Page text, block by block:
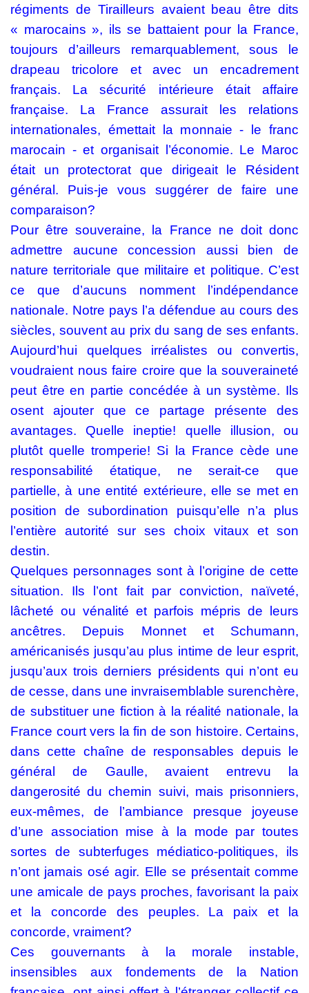
régiments de Tirailleurs avaient beau être dits
« marocains », ils se battaient pour la France,
toujours d’ailleurs remarquablement, sous le
drapeau tricolore et avec un encadrement
français. La sécurité intérieure était affaire
française. La France assurait les relations
internationales, émettait la monnaie - le franc
marocain - et organisait l’économie. Le Maroc
était un protectorat que dirigeait le Résident
général. Puis-je vous suggérer de faire une
comparaison?
Pour être souveraine, la France ne doit donc
admettre aucune concession aussi bien de
nature territoriale que militaire et politique. C’est
ce que d’aucuns nomment l’indépendance
nationale. Notre pays l’a défendue au cours des
siècles, souvent au prix du sang de ses enfants.
Aujourd’hui quelques irréalistes ou convertis,
voudraient nous faire croire que la souveraineté
peut être en partie concédée à un système. Ils
osent ajouter que ce partage présente des
avantages. Quelle ineptie! quelle illusion, ou
plutôt quelle tromperie! Si la France cède une
responsabilité étatique, ne serait-ce que
partielle, à une entité extérieure, elle se met en
position de subordination puisqu’elle n’a plus
l’entière autorité sur ses choix vitaux et son
destin.
Quelques personnages sont à l’origine de cette
situation. Ils l’ont fait par conviction, naïveté,
lâcheté ou vénalité et parfois mépris de leurs
ancêtres. Depuis Monnet et Schumann,
américanisés jusqu’au plus intime de leur esprit,
jusqu’aux trois derniers présidents qui n’ont eu
de cesse, dans une invraisemblable surenchère,
de substituer une fiction à la réalité nationale, la
France court vers la fin de son histoire. Certains,
dans cette chaîne de responsables depuis le
général de Gaulle, avaient entrevu la
dangerosité du chemin suivi, mais prisonniers,
eux-mêmes, de l’ambiance presque joyeuse
d’une association mise à la mode par toutes
sortes de subterfuges médiatico-politiques, ils
n’ont jamais osé agir. Elle se présentait comme
une amicale de pays proches, favorisant la paix
et la concorde des peuples. La paix et la
concorde, vraiment?
Ces gouvernants à la morale instable,
insensibles aux fondements de la Nation